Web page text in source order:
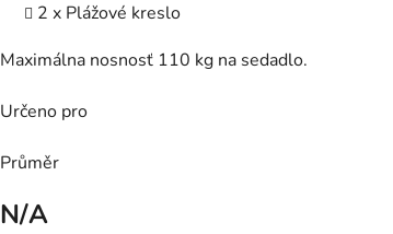
2 x Plážové kreslo
Maximálna nosnosť 110 kg na sedadlo.
Určeno pro
Průměr
N/A